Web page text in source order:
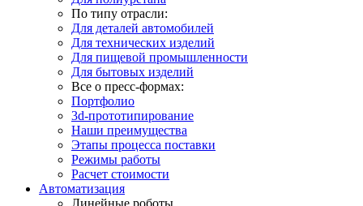
По типу отрасли:
Для деталей автомобилей
Для технических изделий
Для пищевой промышленности
Для бытовых изделий
Все о пресс-формах:
Портфолио
3d-прототипирование
Наши преимущества
Этапы процесса поставки
Режимы работы
Расчет стоимости
Автоматизация